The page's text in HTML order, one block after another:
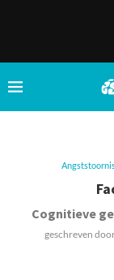
Cognitieve
geschreven